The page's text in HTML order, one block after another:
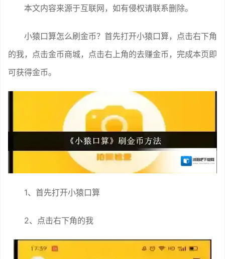
本文内容来源于互联网，如有侵权请联系删除。
小猿口算怎么刷金币？首先打开小猿口算，点击右下角
的我，点击金币商城，点击右上角的去赚金币，完成本页即
可获得金币。
1、首先打开小猿口算
2、点击右下角的我